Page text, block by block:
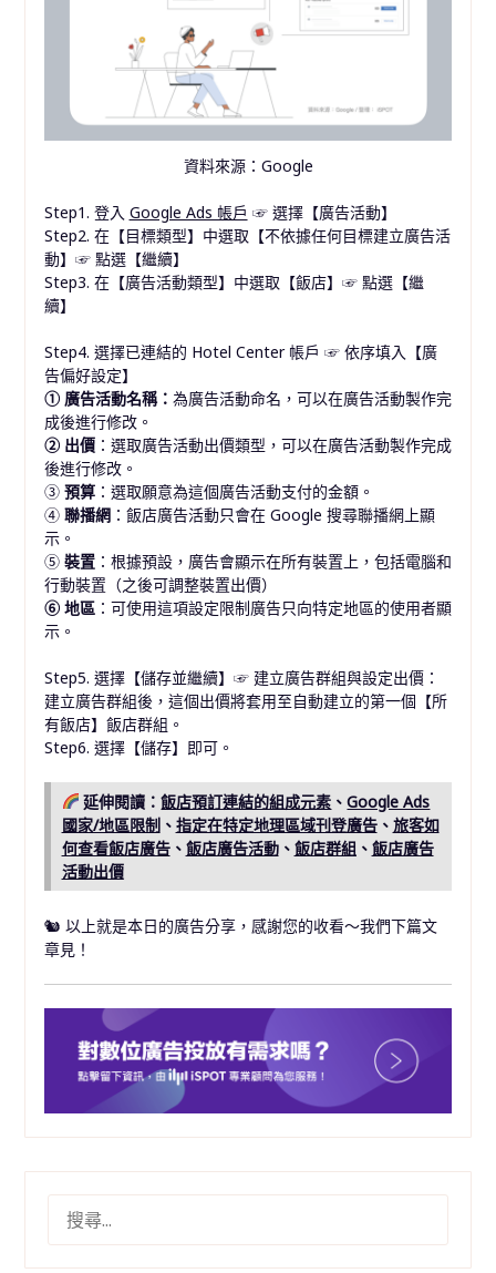
資料來源：Google
Step1. 登入 Google Ads 帳戶 ☞選擇【廣告活動】
Step2. 在【目標類型】中選取【不依據任何目標建立廣告活
動】 ☞點選【繼續】
Step3. 在【廣告活動類型】中選取【飯店】 ☞點選【繼
續】
Step4. 選擇已連結的 Hotel Center 帳戶 ☞依序填入【廣
告偏好設定】
① 廣告活動名稱： 為廣告活動命名，可以在廣告活動製作完
成後進行修改。
② 出價：選取廣告活動出價類型，可以在廣告活動製作完成
後進行修改。
③ 預算：選取願意為這個廣告活動支付的金額。
④ 聯播網：飯店廣告活動只會在 Google 搜尋聯播網上顯
示。
⑤ 裝置：根據預設，廣告會顯示在所有裝置上，包括電腦和
行動裝置（之後可調整裝置出價）
⑥ 地區：可使用這項設定限制廣告只向特定地區的使用者顯
示。
Step5. 選擇【儲存並繼續】 ☞建立廣告群組與設定出價：
建立廣告群組後，這個出價將套用至自動建立的第一個【所
有飯店】飯店群組。
Step6. 選擇【儲存】即可。
延伸閱讀：飯店預訂連結的組成元素 、Google Ads
國家/地區限制、 指定在特定地理區域刊登廣告、 旅客如
何查看飯店廣告、 飯店廣告活動、 飯店群組 、 飯店廣告
活動出價
🐿 以上就是本日的廣告分享，感謝您的收看～我們下篇文
章見！